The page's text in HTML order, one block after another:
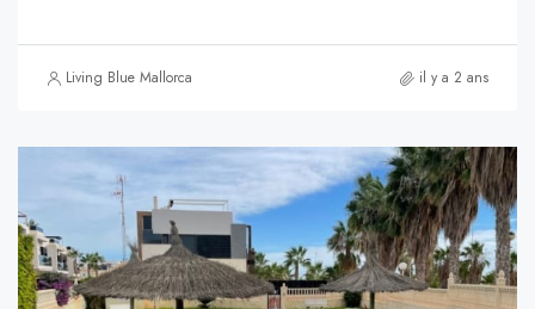
Living Blue Mallorca il y a 2 ans